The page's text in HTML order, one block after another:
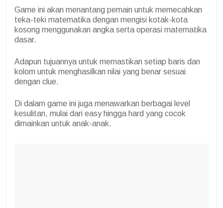
Game ini akan menantang pemain untuk memecahkan
teka-teki matematika dengan mengisi kotak-kota
kosong menggunakan angka serta operasi matematika
dasar.
Adapun tujuannya untuk memastikan setiap baris dan
kolom untuk menghasilkan nilai yang benar sesuai
dengan clue.
Di dalam game ini juga menawarkan berbagai level
kesulitan, mulai dari easy hingga hard yang cocok
dimainkan untuk anak-anak.